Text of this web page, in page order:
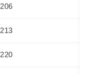
206
213
220